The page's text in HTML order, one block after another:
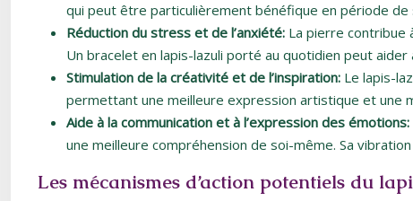
qui peut être particulièrement bénéfique en période de
Réduction du stress et de l’anxiété: La pierre contribue
Un bracelet en lapis-lazuli porté au quotidien peut
Stimulation de la créativité et de l’inspiration: Le lapis-
permettant une meilleure expression artistique et une
Aide à la communication et à l’expression des émotions:
une meilleure compréhension de soi-même. Sa
Les mécanismes d’action potentiels du